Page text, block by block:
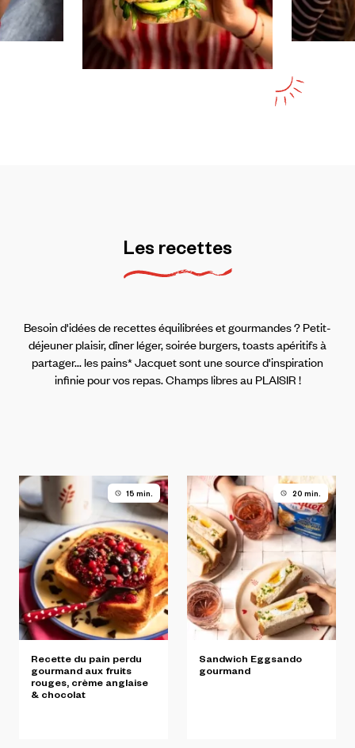
Les recettes
Besoin d'idées de recettes équilibrées et gourmandes ? Petit-
déjeuner plaisir, dîner léger, soirée burgers, toasts apéritifs à
partager... les pains* Jacquet sont une source d'inspiration
infinie pour vos repas. Champs libres au PLAISIR !
15 min.
Recette du pain perdu
gourmand aux fruits
rouges, crème anglaise
& chocolat
20 min.
Sandwich Eggsando
gourmand